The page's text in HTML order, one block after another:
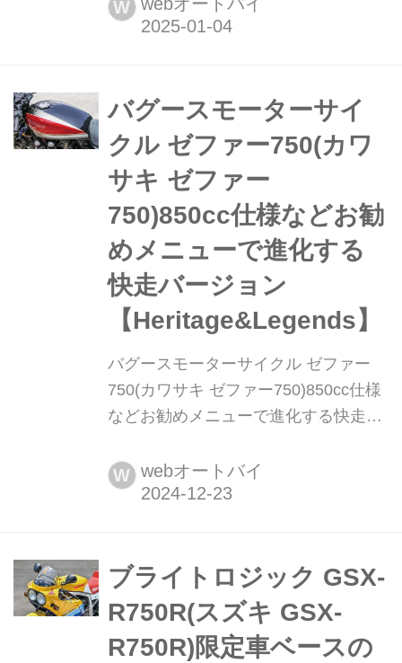
とメンテナンスのことならヘリテイジ
さを作る 「私も昔からナナハンゼファ
ーが好きなんです。なのでこの車両
は“軽くてキビキビして、いいな”と、
好きな...
W
バグースモーターサイ
クル ゼファー750(カワ
サキ ゼファー
750)850cc仕様などお勧
めメニューで進化する
快走バージョン
【Heritage&Legends】
バグースモーターサイクル ゼファー
750(カワサキ ゼファー750)850cc仕様
などお勧めメニューで進化する快走バ
テイジ&レジェンズ 公式サイト ▶▶▶
カスタムとメンテナンスのことならヘ
コンプリート車 多くの車両を扱う中で
ゼファーシリーズがひとつの軸となっ
ているバグースモーターサイクル。と
くにゼファー7...
W webオートバイ
ブライトロジック GSX-
R750R(スズキ GSX-
R750R)限定車ベースの